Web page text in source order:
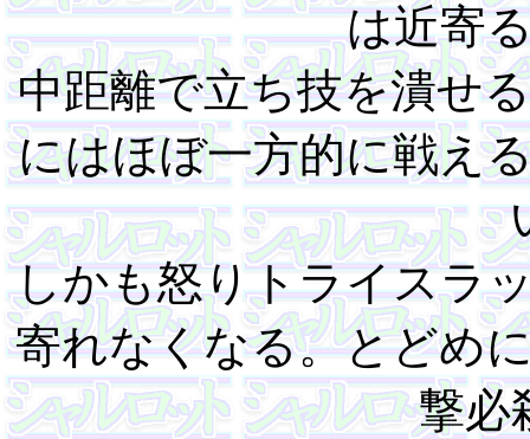
は近寄
中距離で立ち技を潰せ
にはほぼ一方的に戦え
しかも怒りトライスラ
寄れなくなる。とどめ
撃必